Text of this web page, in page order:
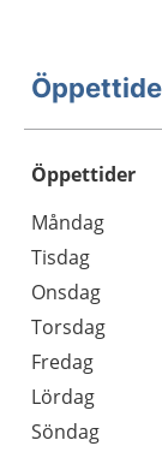
Öppettider
Dag
Öppettider
Kommentarer
Måndag
Tisdag
Onsdag
Torsdag
Fredag
Lördag
Söndag